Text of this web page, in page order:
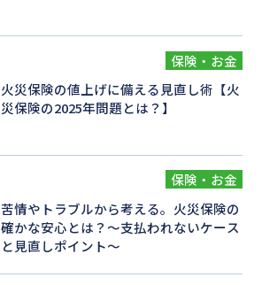
保険・お金
火災保険の値上げに備える見直し術【火
災保険の2025年問題とは？】
保険・お金
苦情やトラブルから考える。火災保険の
確かな安心とは？～支払われないケース
と見直しポイント～